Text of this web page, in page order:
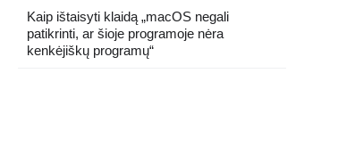
Kaip ištaisyti klaidą „macOS negali
patikrinti, ar šioje programoje nėra
kenkėjiškų programų“